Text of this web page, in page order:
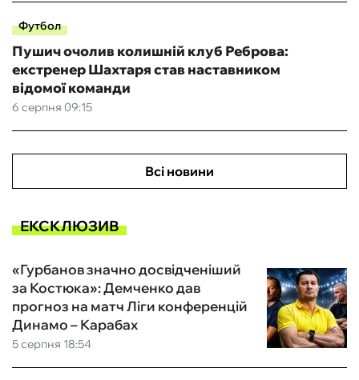
Футбол
6 серпня 09:15
Пушич очолив колишній клуб Реброва:
екстренер Шахтаря став наставником
відомої команди
Всі новини
ЕКСКЛЮЗИВ
5 серпня 18:54
«Гурбанов значно досвідченіший
за Костюка»: Демченко дав
прогноз на матч Ліги конференцій
Динамо – Карабах